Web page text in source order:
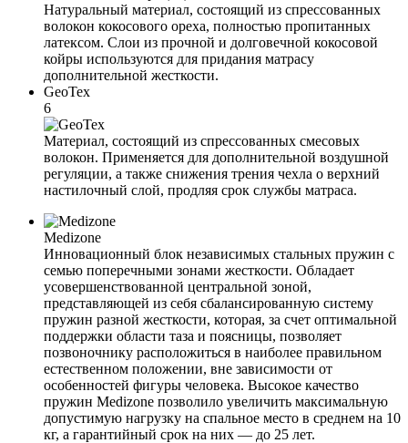
Натуральный материал, состоящий из спрессованных
волокон кокосового ореха, полностью пропитанных
латексом. Слои из прочной и долговечной кокосовой
койры используются для придания матрасу
дополнительной жесткости.
GeoTex
6
Материал, состоящий из спрессованных смесовых
волокон. Применяется для дополнительной воздушной
регуляции, а также снижения трения чехла о верхний
настилочный слой, продляя срок службы матраса.
Medizone
Инновационный блок независимых стальных пружин с
семью поперечными зонами жесткости. Обладает
усовершенствованной центральной зоной,
представляющей из себя сбалансированную систему
пружин разной жесткости, которая, за счет оптимальной
поддержки области таза и поясницы, позволяет
позвоночнику расположиться в наиболее правильном
естественном положении, вне зависимости от
особенностей фигуры человека. Высокое качество
пружин Medizone позволило увеличить максимальную
допустимую нагрузку на спальное место в среднем на 10
кг, а гарантийный срок на них — до 25 лет.